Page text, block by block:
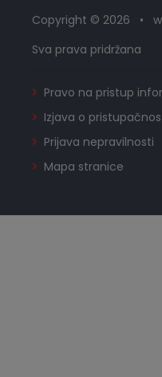
Copyright © 2026 •
Sva prava pridržana
Pravo na pristup
Izjava o
Prijava nepravilnosti
Mapa stranice